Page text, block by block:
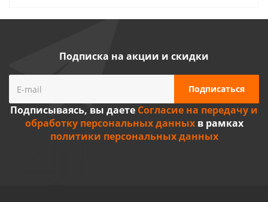
Подписка на акции и скидки
Подписываясь, вы даете Согласие на передачу и
обработку персональных данныхв рамках
политики персональных данных